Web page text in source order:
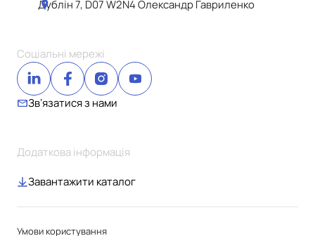
Дублін 7, D07 W2N4 Олександр Гавриленко
Додаткова інформація
Завантажити каталог
Умови користування
Соціальні мережі
Звʼязатися з нами